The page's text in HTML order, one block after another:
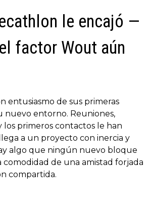
le encajó —
factor Wout aún
entusiasmo de sus primeras
nuevo entorno. Reuniones,
los primeros contactos le han
a un proyecto con inercia y
algo que ningún nuevo bloque
comodidad de una amistad forjada
compartida.